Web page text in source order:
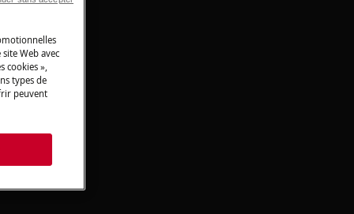
Web avec
cookies »,
types de
peuvent